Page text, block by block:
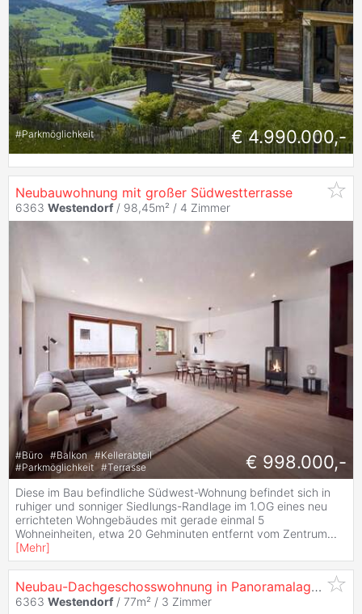
#Parkmöglichkeit € 4.990.000,-
Neubauwohnung mit großer Südwestterrasse
6363 Westendorf / 98,45m² / 4 Zimmer
#Büro #Balkon #Kellerabteil
#Parkmöglichkeit #Terrasse € 998.000,-
Diese im Bau befindliche Südwest-Wohnung befindet sich in
ruhiger und sonniger Siedlungs-Randlage im 1.OG eines neu
errichteten Wohngebäudes mit gerade einmal 5
Wohneinheiten, etwa 20 Gehminuten entfernt vom Zentrum...
[Mehr]
Neubau-Dachgeschosswohnung in Panoramalage mit Freizeitwohnsitzwidmung (06744)
6363 Westendorf / 77m² / 3 Zimmer